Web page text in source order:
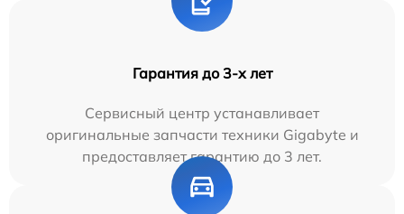
Гарантия до 3-х лет
Сервисный центр устанавливает
оригинальные запчасти техники Gigabyte и
предоставляет гарантию до 3 лет.